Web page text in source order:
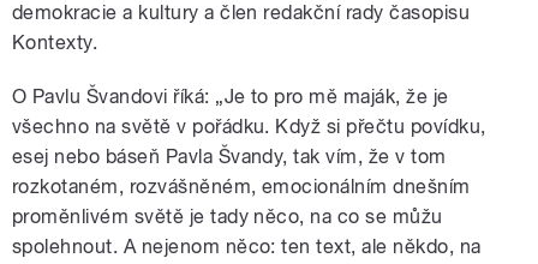
demokracie a kultury a člen redakční rady časopisu
Kontexty.
O Pavlu Švandovi říká: „Je to pro mě maják, že je
všechno na světě v pořádku. Když si přečtu povídku,
esej nebo báseň Pavla Švandy, tak vím, že v tom
rozkotaném, rozvášněném, emocionálním dnešním
proměnlivém světě je tady něco, na co se můžu
spolehnout. A nejenom něco: ten text, ale někdo, na